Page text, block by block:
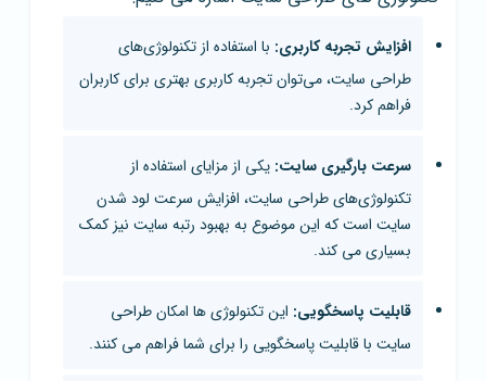
افزایش تجربه کاربری: با استفاده از تکنولوژی‌های
طراحی سایت، می‌توان تجربه کاربری بهتری برای کاربران
فراهم کرد.
سرعت بارگیری سایت: یکی از مزایای استفاده از
تکنولوژی‌های طراحی سایت، افزایش سرعت لود شدن
سایت است که این موضوع به بهبود رتبه سایت نیز کمک
بسیاری می کند.
قابلیت پاسخگویی: این تکنولوژی ها امکان طراحی
سایت با قابلیت پاسخگویی را برای شما فراهم می کنند.